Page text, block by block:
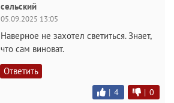
сельский
05.09.2025 13:05
Наверное не захотел светиться. Знает,
что сам виноват.
Ответить
| 4 | 0